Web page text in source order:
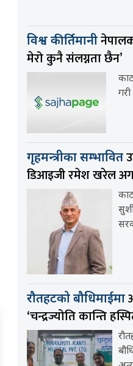
विश्व कीर्तिमानी
मेरो कुनै संलग्नता छैन’
गृहमन्त्रीका सम्भावित
डिआइजी रमेश खरेल
रौतहटको बौधिमाईमा
‘चन्द्रज्योति कान्ति